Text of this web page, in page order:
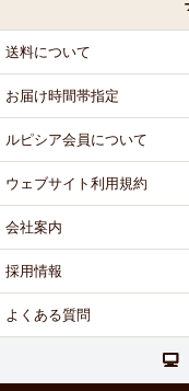
送料について
お届け時間帯指定
ルピシア会員について
ウェブサイト利用規約
会社案内
採用情報
よくある質問